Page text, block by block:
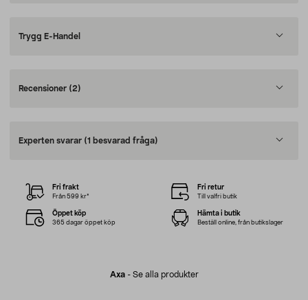
Trygg E-Handel
Recensioner (2)
Experten svarar (1 besvarad fråga)
Axa- Se alla produkter
Fri frakt
Från 599 kr*
Fri retur
Till valfri butik
Öppet köp
365 dagar öppet köp
Hämta i butik
Beställ online, från butikslager